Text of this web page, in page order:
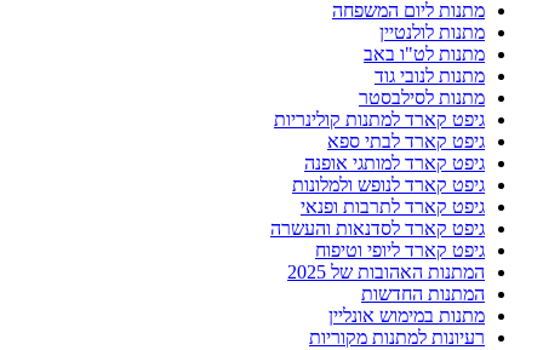
מתנות ליום המשפחה
מתנות לולנטיין
מתנות לט"ו באב
מתנות לנובי גוד
מתנות לסילבסטר
גיפט קארד למתנות קולינריות
גיפט קארד לבתי ספא
גיפט קארד למותגי אופנה
גיפט קארד לנופש ולמלונות
גיפט קארד לתרבות ופנאי
גיפט קארד לסדנאות והעשרה
גיפט קארד ליופי וטיפוח
המתנות האהובות של 2025
המתנות החדשות
מתנות במימוש אונליין
רעיונות למתנות מקוריות